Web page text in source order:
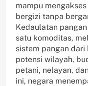
mampu
bergizi tanpa
Kedaulatan
satu komoditas,
sistem pangan
potensi wilayah,
petani, nelayan,
ini, negara